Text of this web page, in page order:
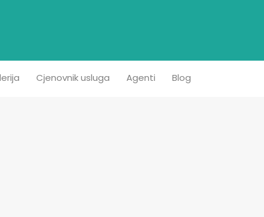
Cjenovnik usluga Agenti Blog